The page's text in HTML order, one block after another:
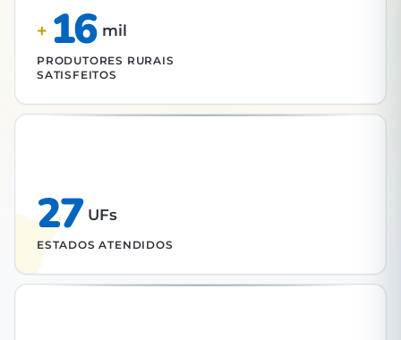
+ 16 mil
PRODUTORES RURAIS
SATISFEITOS
27 UFs
ESTADOS ATENDIDOS